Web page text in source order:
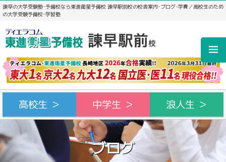
諫早の大学受験塾･予備校なら東進衛星予備校 諫早駅前校の校舎案内･ブログ･学費／高校生のため
の大学受験予備校･学習塾
高校生 ＞ 中学生 ＞ 浪人生 ＞
ブログ